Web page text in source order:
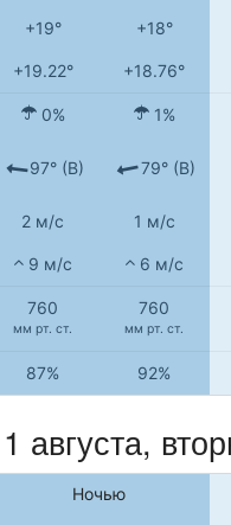
+19° +18°
+19.22° +18.76°
0% 1%
97° (В) 79° (В)
2 м/с 1 м/с
9 м/с 6 м/с
760
мм рт. ст.
760
мм рт. ст.
87% 92%
августа,
Ночью